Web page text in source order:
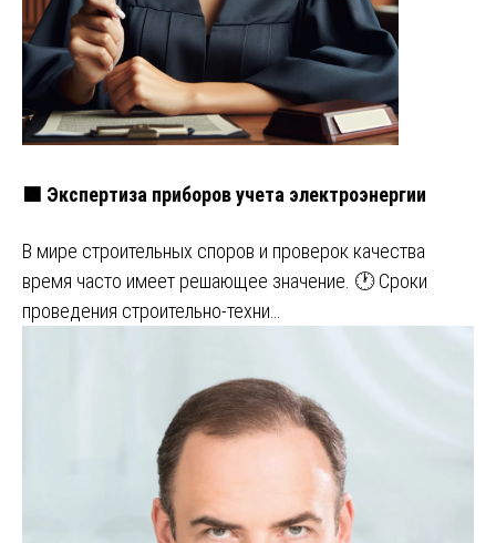
🟩 Экспертиза приборов учета электроэнергии
В мире строительных споров и проверок качества
время часто имеет решающее значение. 🕐 Сроки
проведения строительно-техни…